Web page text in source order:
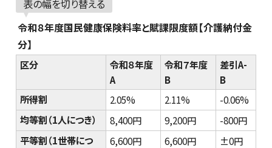
表の幅を切り替える
令和８年度国民健康保険料率と賦課限度額【介護納付金
分】
区分
令和８年度
A
令和７年度
B
差引A-
B
所得割
2.05% 2.11%
-0.06%
均等割（1人につき）
8,400円 9,200円
-800円
平等割（1世帯につ
6,600円 6,600円 ±0円